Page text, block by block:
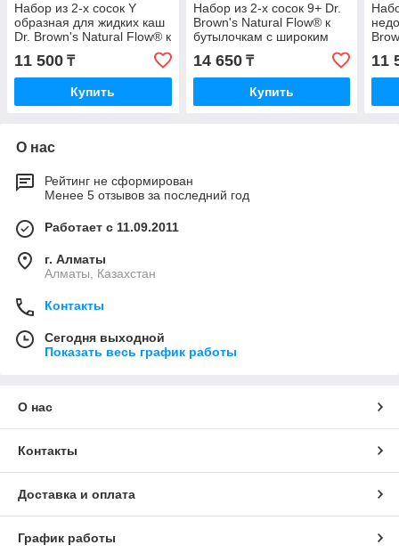
Набор из 2-х сосок Y
образная для жидких каш
Dr. Brown's Natural Flow® к
стандартным бутылочкам
11 500 ₸
Купить
Набор из 2-х сосок 9+ Dr.
Brown's Natural Flow® к
бутылочкам с широким
горлышком
14 650₸
Купить
11
О нас
Рейтинг не сформирован
Менее 5 отзывов за последний год
Работает с 11.09.2011
г. Алматы
Алматы, Казахстан
Контакты
Сегодня выходной
Показать весь график работы
О нас
Контакты
Доставка и оплата
График работы